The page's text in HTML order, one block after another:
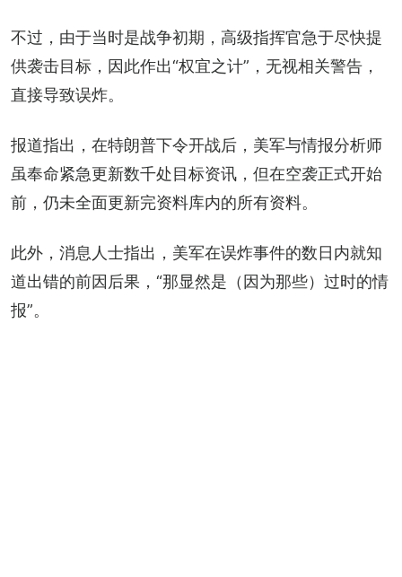
不过，由于当时是战争初期，高级指挥官急于尽快提
供袭击目标，因此作出“权宜之计”，无视相关警告，
直接导致误炸。
报道指出，在特朗普下令开战后，美军与情报分析师
虽奉命紧急更新数千处目标资讯，但在空袭正式开始
前，仍未全面更新完资料库内的所有资料。
此外，消息人士指出，美军在误炸事件的数日内就知
道出错的前因后果，“那显然是（因为那些）过时的情
报”。